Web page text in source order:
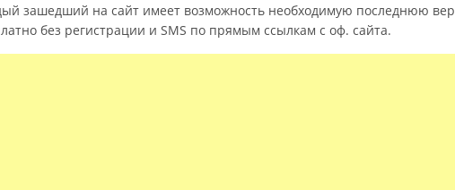
зашедший на сайт имеет возможность необходимую последнюю
без регистрации и SMS по прямым ссылкам с оф. сайта.